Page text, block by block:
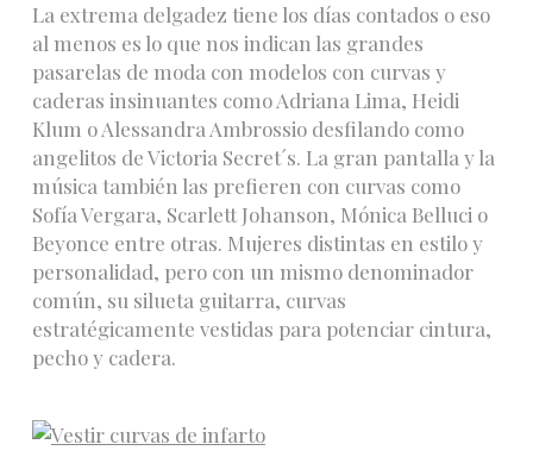
La extrema delgadez tiene los días contados o eso
al menos es lo que nos indican las grandes
pasarelas de moda con modelos con curvas y
caderas insinuantes como Adriana Lima, Heidi
Klum o Alessandra Ambrossio desfilando como
angelitos de Victoria Secret´s. La gran pantalla y la
música también las prefieren con curvas como
Sofía Vergara, Scarlett Johanson, Mónica Belluci o
Beyonce entre otras. Mujeres distintas en estilo y
personalidad, pero con un mismo denominador
común, su silueta guitarra, curvas
estratégicamente vestidas para potenciar cintura,
pecho y cadera.